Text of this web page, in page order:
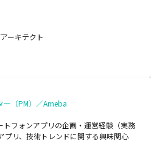
ーキテクト
ー（PM）／Ameba
フォンアプリの企画・運営経験（実務
プリ、技術トレンドに関する興味関心